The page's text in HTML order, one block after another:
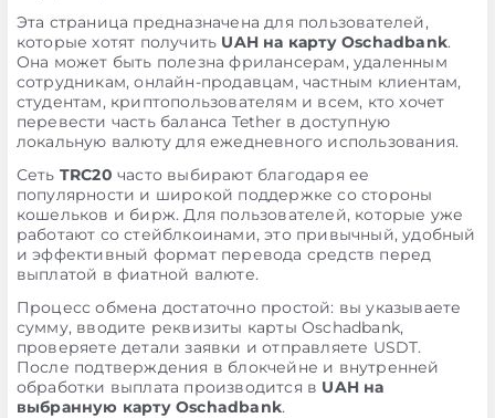
Эта страница предназначена для пользователей,
которые хотят получить UAH на карту Oschadbank.
Она может быть полезна фрилансерам, удаленным
сотрудникам, онлайн-продавцам, частным клиентам,
студентам, криптопользователям и всем, кто хочет
перевести часть баланса Tether в доступную
локальную валюту для ежедневного использования.
Сеть TRC20 часто выбирают благодаря ее
популярности и широкой поддержке со стороны
кошельков и бирж. Для пользователей, которые уже
работают со стейблкоинами, это привычный, удобный
и эффективный формат перевода средств перед
выплатой в фиатной валюте.
Процесс обмена достаточно простой: вы указываете
сумму, вводите реквизиты карты Oschadbank,
проверяете детали заявки и отправляете USDT.
После подтверждения в блокчейне и внутренней
обработки выплата производится в UAH на
выбранную карту Oschadbank.